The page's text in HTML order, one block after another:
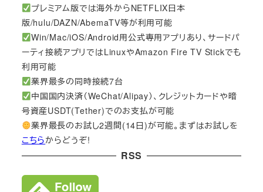
プレミアム版では海外からNETFLIX日本
版/hulu/DAZN/AbemaTV等が利用可能
Win/Mac/iOS/Android用公式専用アプリあり、サードパ
ーティ接続アプリではLinuxやAmazon Fire TV Stickでも
利用可能
業界最多の同時接続7台
中国国内決済（WeChat/Alipay）、クレジットカードや暗
号資産USDT(Tether)でのお支払が可能
業界最長のお試し2週間(14日)が可能。まずはお試しを
こちらからどうぞ!
RSS